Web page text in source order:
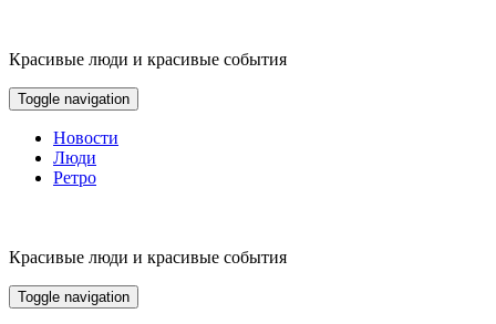
content
Красивые люди и красивые события
Toggle navigation
Новости
Люди
Ретро
Красивые люди и красивые события
Toggle navigation